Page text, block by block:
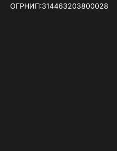
ОГРНИП:314463203800028